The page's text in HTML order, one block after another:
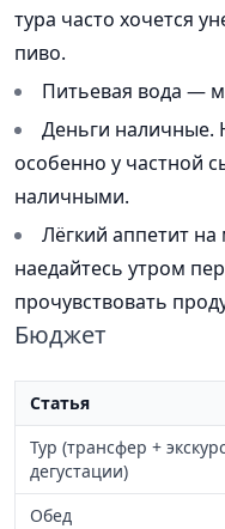
тура часто хочется
пиво.
Питьевая вода —
Деньги наличные.
особенно у частной
наличными.
Лёгкий аппетит
наедайтесь утром
прочувствовать
Бюджет
Статья
Тур (трансфер +
дегустации)
Обед